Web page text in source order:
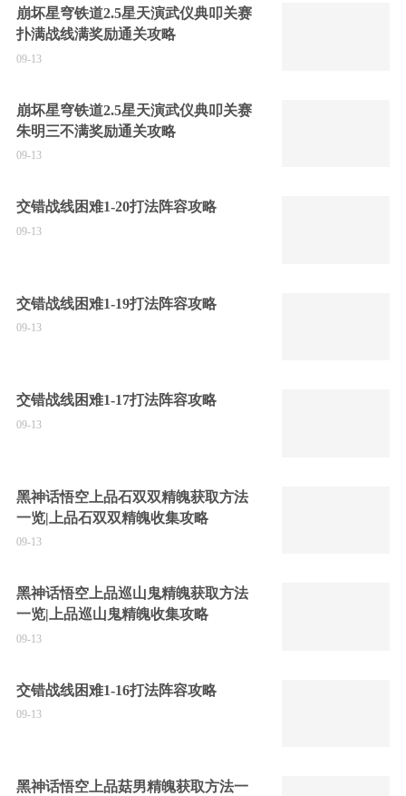
崩坏星穹铁道2.5星天演武仪典叩关赛
扑满战线满奖励通关攻略
09-13
崩坏星穹铁道2.5星天演武仪典叩关赛
朱明三不满奖励通关攻略
09-13
交错战线困难1-20打法阵容攻略
09-13
交错战线困难1-19打法阵容攻略
09-13
交错战线困难1-17打法阵容攻略
09-13
黑神话悟空上品石双双精魄获取方法
一览|上品石双双精魄收集攻略
09-13
黑神话悟空上品巡山鬼精魄获取方法
一览|上品巡山鬼精魄收集攻略
09-13
交错战线困难1-16打法阵容攻略
09-13
黑神话悟空上品菇男精魄获取方法一